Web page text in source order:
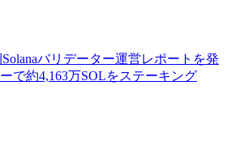
Solanaバリデーター運営レポートを発
で約4,163万SOLをステーキング